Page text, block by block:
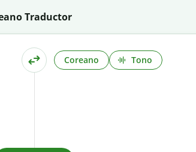
Traductor
Coreano Tono